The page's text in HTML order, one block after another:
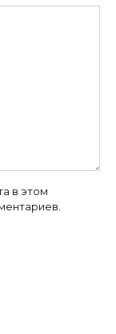
в этом